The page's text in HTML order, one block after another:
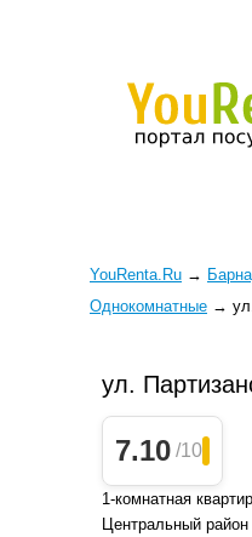
YouRenta.Ru →
Однокомнатные →
ул.
7.10 /10
1-комнатная
Центральный район